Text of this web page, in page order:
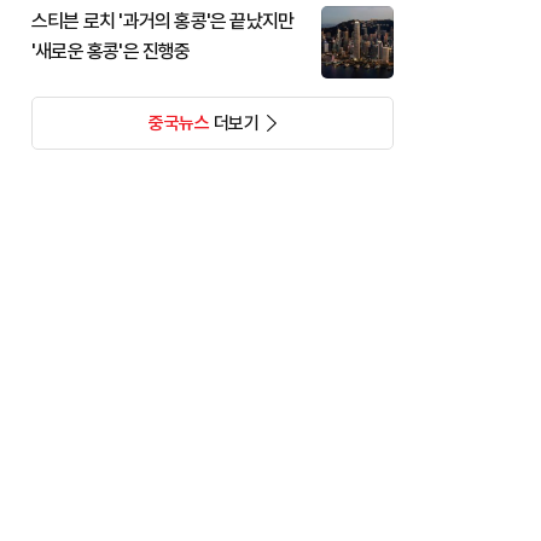
스티븐 로치 '과거의 홍콩'은 끝났지만
'새로운 홍콩'은 진행중
중국뉴스더보기